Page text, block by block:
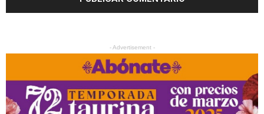
- Advertisement -